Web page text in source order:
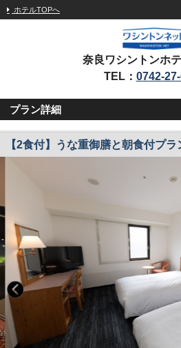
ホテルTOPへ
奈良ワシントンホ
TEL： 0742-
プラン詳細
【2食付】うな重御膳と朝食付プラ